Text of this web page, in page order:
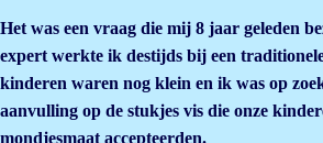
Het was een vraag die mij 8 jaar geleden
expert werkte ik destijds bij een
kinderen waren nog klein en ik was op
aanvulling op de stukjes vis die onze
mondjesmaat accepteerden.